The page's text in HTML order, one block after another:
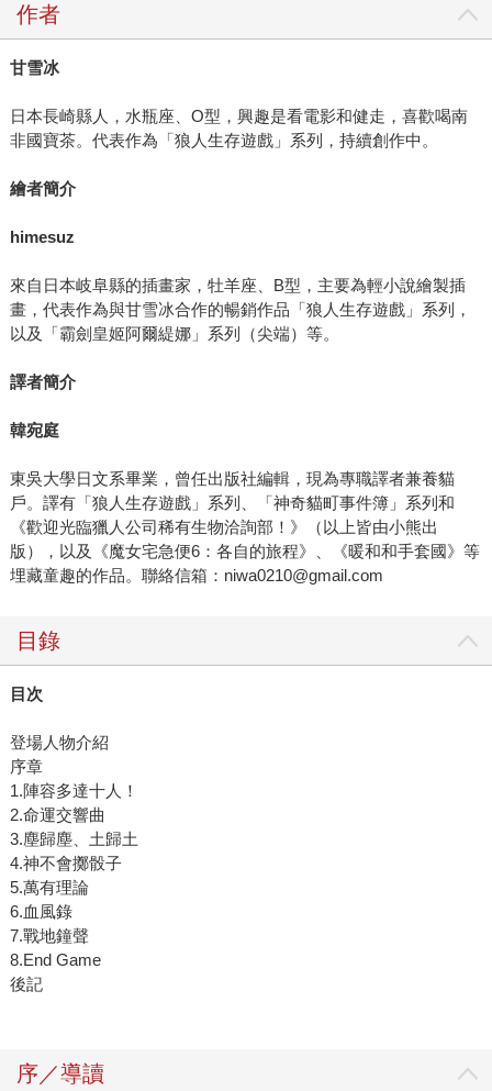
作者
甘雪冰
日本長崎縣人，水瓶座、O型，興趣是看電影和健走，喜歡喝南
非國寶茶。代表作為「狼人生存遊戲」系列，持續創作中。
繪者簡介
himesuz
來自日本岐阜縣的插畫家，牡羊座、B型，主要為輕小說繪製插
畫，代表作為與甘雪冰合作的暢銷作品「狼人生存遊戲」系列，
以及「霸劍皇姬阿爾緹娜」系列（尖端）等。
譯者簡介
韓宛庭
東吳大學日文系畢業，曾任出版社編輯，現為專職譯者兼養貓
戶。譯有「狼人生存遊戲」系列、「神奇貓町事件簿」系列和
《歡迎光臨獵人公司稀有生物洽詢部！》（以上皆由小熊出
版），以及《魔女宅急便6：各自的旅程》、《暖和和手套國》等
埋藏童趣的作品。聯絡信箱：niwa0210@gmail.com
目錄
目次
登場人物介紹
序章
1.陣容多達十人！
2.命運交響曲
3.塵歸塵、土歸土
4.神不會擲骰子
5.萬有理論
6.血風錄
7.戰地鐘聲
8.End Game
後記
序／導讀